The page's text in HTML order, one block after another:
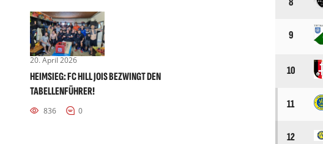
20. April 2026
HEIMSIEG: FC HILL JOIS BEZWINGT DEN
TABELLENFÜHRER!
836 0
9
10
11
12